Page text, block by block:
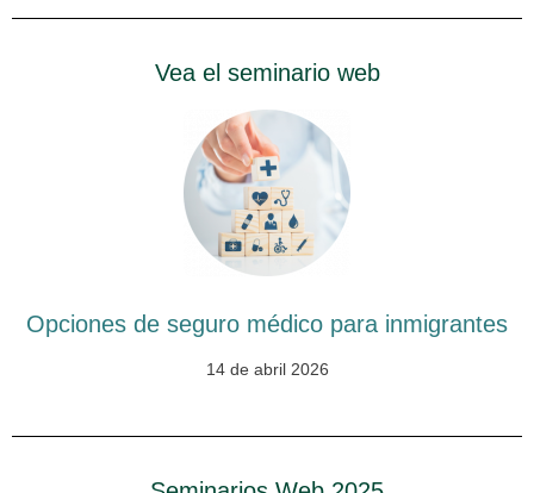
Vea el seminario web
Opciones de seguro médico para inmigrantes
14 de abril 2026